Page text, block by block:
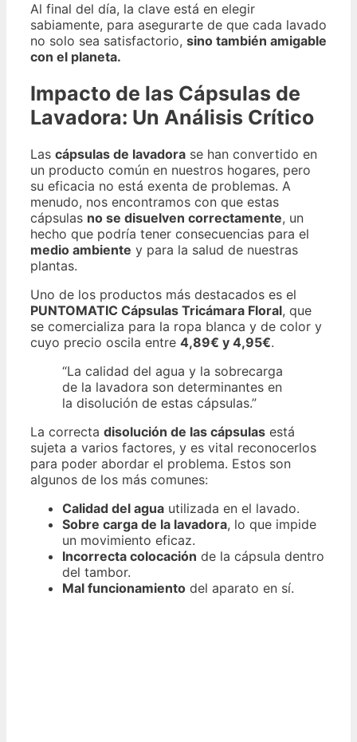
Al final del día, la clave está en elegir
sabiamente, para asegurarte de que cada lavado
no solo sea satisfactorio, sino también amigable
con el planeta.
Impacto de las Cápsulas de
Lavadora: Un Análisis Crítico
Las cápsulas de lavadora se han convertido en
un producto común en nuestros hogares, pero
su eficacia no está exenta de problemas. A
menudo, nos encontramos con que estas
cápsulas no se disuelven correctamente, un
hecho que podría tener consecuencias para el
medio ambiente y para la salud de nuestras
plantas.
Uno de los productos más destacados es el
PUNTOMATIC Cápsulas Tricámara Floral, que
se comercializa para la ropa blanca y de color y
cuyo precio oscila entre 4,89€ y 4,95€.
“La calidad del agua y la sobrecarga
de la lavadora son determinantes en
la disolución de estas cápsulas.”
La correcta disolución de las cápsulas está
sujeta a varios factores, y es vital reconocerlos
para poder abordar el problema. Estos son
algunos de los más comunes:
Calidad del agua utilizada en el lavado.
Sobre carga de la lavadora, lo que impide
un movimiento eficaz.
Incorrecta colocación de la cápsula dentro
del tambor.
Mal funcionamiento del aparato en sí.